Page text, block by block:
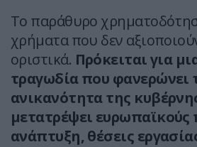
Το παράθυρο
χρήματα που δεν
οριστικά. Πρόκειται για
τραγωδία που φανερώνει
ανικανότητα της
μετατρέψει ευρωπαϊκούς
ανάπτυξη, θέσεις